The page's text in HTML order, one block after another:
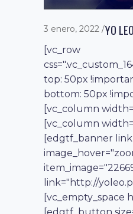
3 enero, 2022 YO
[vc_row
top: 50px
bottom: 50px
[vc_column
[vc_column
[edgtf_banner
link="http://
[vc_empty_space